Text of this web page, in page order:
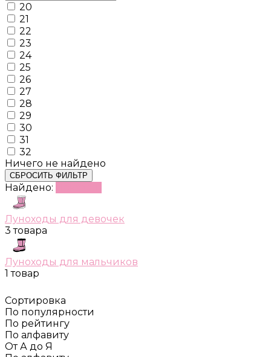
20
21
22
23
24
25
26
27
28
29
30
31
32
Ничего не найдено
СБРОСИТЬ ФИЛЬТР
Найдено:
Луноходы для девочек
3 товара
Луноходы для мальчиков
1 товар
Сортировка
По популярности
По рейтингу
По алфавиту
От А до Я